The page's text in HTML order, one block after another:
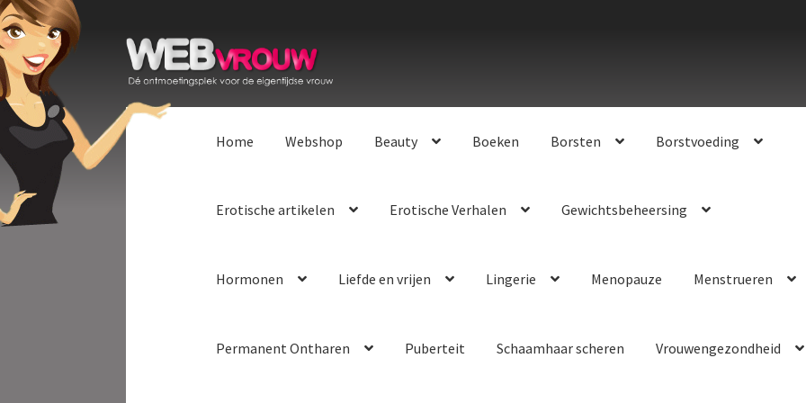
Ga
door
navigatie
Ga
naar
inhoud
Home Webshop Beauty Boeken Borsten Borstvoeding
Erotische artikelen Erotische Verhalen Gewichtsbeheersing
Hormonen Liefde en vrijen Lingerie Menopauze Menstrueren
Permanent Ontharen Puberteit Schaamhaar scheren Vrouwengezondheid